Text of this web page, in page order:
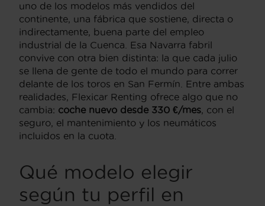
uno de los modelos más vendidos del
continente, una fábrica que sostiene, directa o
indirectamente, buena parte del empleo
industrial de la Cuenca. Esa Navarra fabril
convive con otra bien distinta: la que cada julio
se llena de gente de todo el mundo para correr
delante de los toros en San Fermín. Entre ambas
realidades, Flexicar Renting ofrece algo que no
cambia: coche nuevo desde 330 €/mes, con el
seguro, el mantenimiento y los neumáticos
incluidos en la cuota.
Qué modelo elegir
según tu perfil en